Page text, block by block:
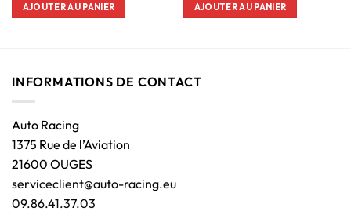
AJOUTER AU PANIER AJOUTER AU PANIER
INFORMATIONS DE CONTACT
Auto Racing
1375 Rue de l’Aviation
21600 OUGES
serviceclient@auto-racing.eu
09.86.41.37.03